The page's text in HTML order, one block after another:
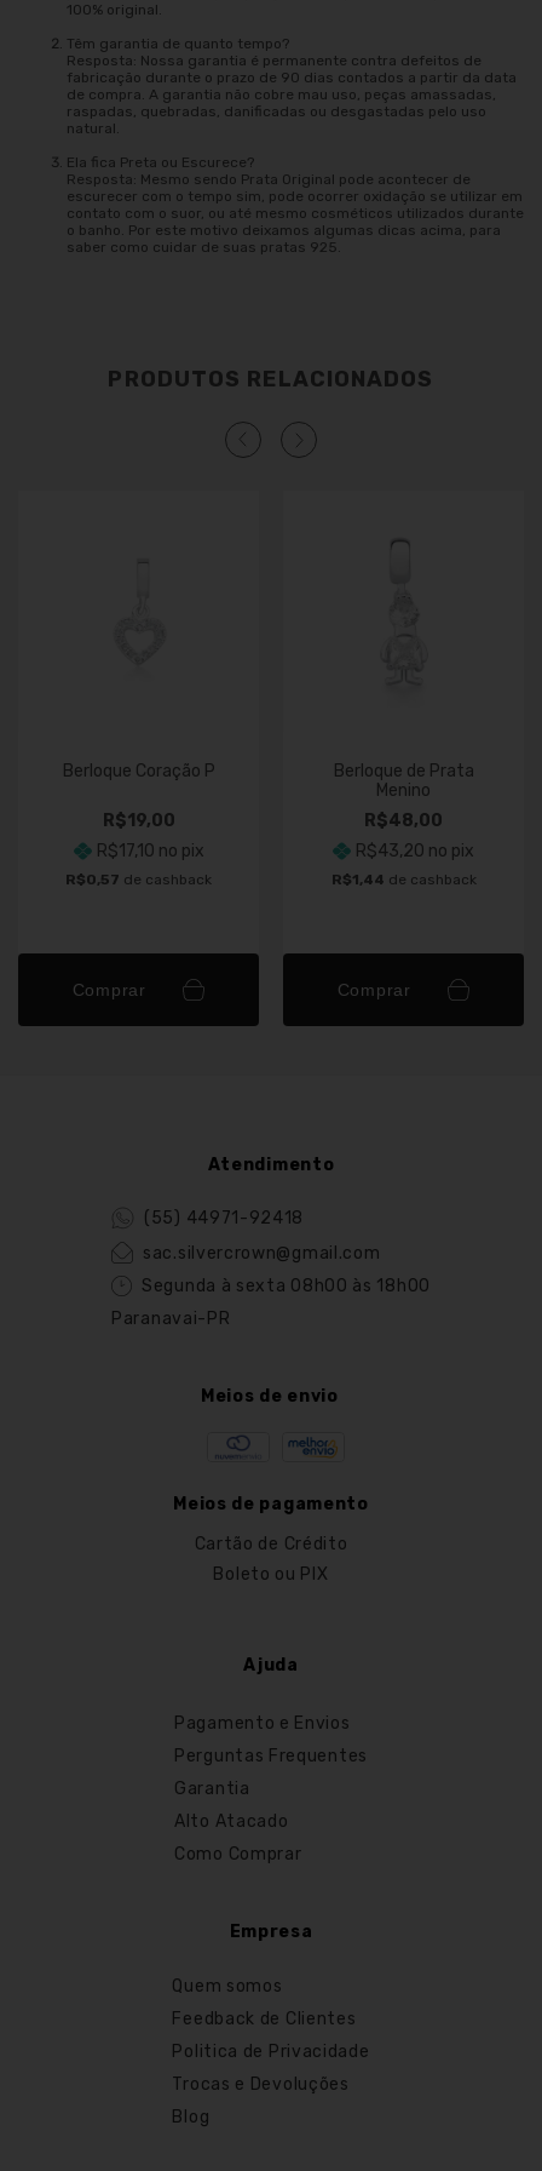
100% original.
Têm garantia de quanto tempo?
Resposta: Nossa garantia é permanente contra defeitos de
fabricação durante o prazo de 90 dias contados a partir da data
de compra. A garantia não cobre mau uso, peças amassadas,
raspadas, quebradas, danificadas ou desgastadas pelo uso
natural.
Ela fica Preta ou Escurece?
Resposta: Mesmo sendo Prata Original pode acontecer de
escurecer com o tempo sim, pode ocorrer oxidação se utilizar em
contato com o suor, ou até mesmo cosméticos utilizados durante
o banho. Por este motivo deixamos algumas dicas acima, para
saber como cuidar de suas pratas 925.
PRODUTOS RELACIONADOS
Berloque Coração P
R$19,00
R$17,10 no pix
R$0,57 de cashback
Comprar
Berloque de Prata
Menino
R$48,00
R$43,20 no pix
R$1,44 de cashback
Comprar
Atendimento
(55) 44971-92418
sac.silvercrown@gmail.com
Segunda à sexta 08h00 às 18h00
Paranavai-PR
Meios de envio
Meios de pagamento
Cartão de Crédito
Boleto ou PIX
Ajuda
Pagamento e Envios
Perguntas Frequentes
Garantia
Alto Atacado
Como Comprar
Empresa
Quem somos
Feedback de Clientes
Politica de Privacidade
Trocas e Devoluções
Blog